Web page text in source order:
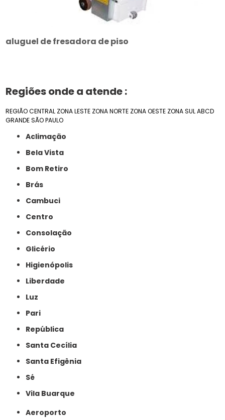
aluguel de fresadora de piso
Regiões onde a atende :
REGIÃO CENTRAL ZONA LESTE ZONA NORTE ZONA OESTE ZONA SULABCD
GRANDE SÃO PAULO
Aclimação
Bela Vista
Bom Retiro
Brás
Cambuci
Centro
Consolação
Glicério
Higienópolis
Liberdade
Luz
Pari
República
Santa Cecília
Santa Efigênia
Sé
Vila Buarque
Aeroporto